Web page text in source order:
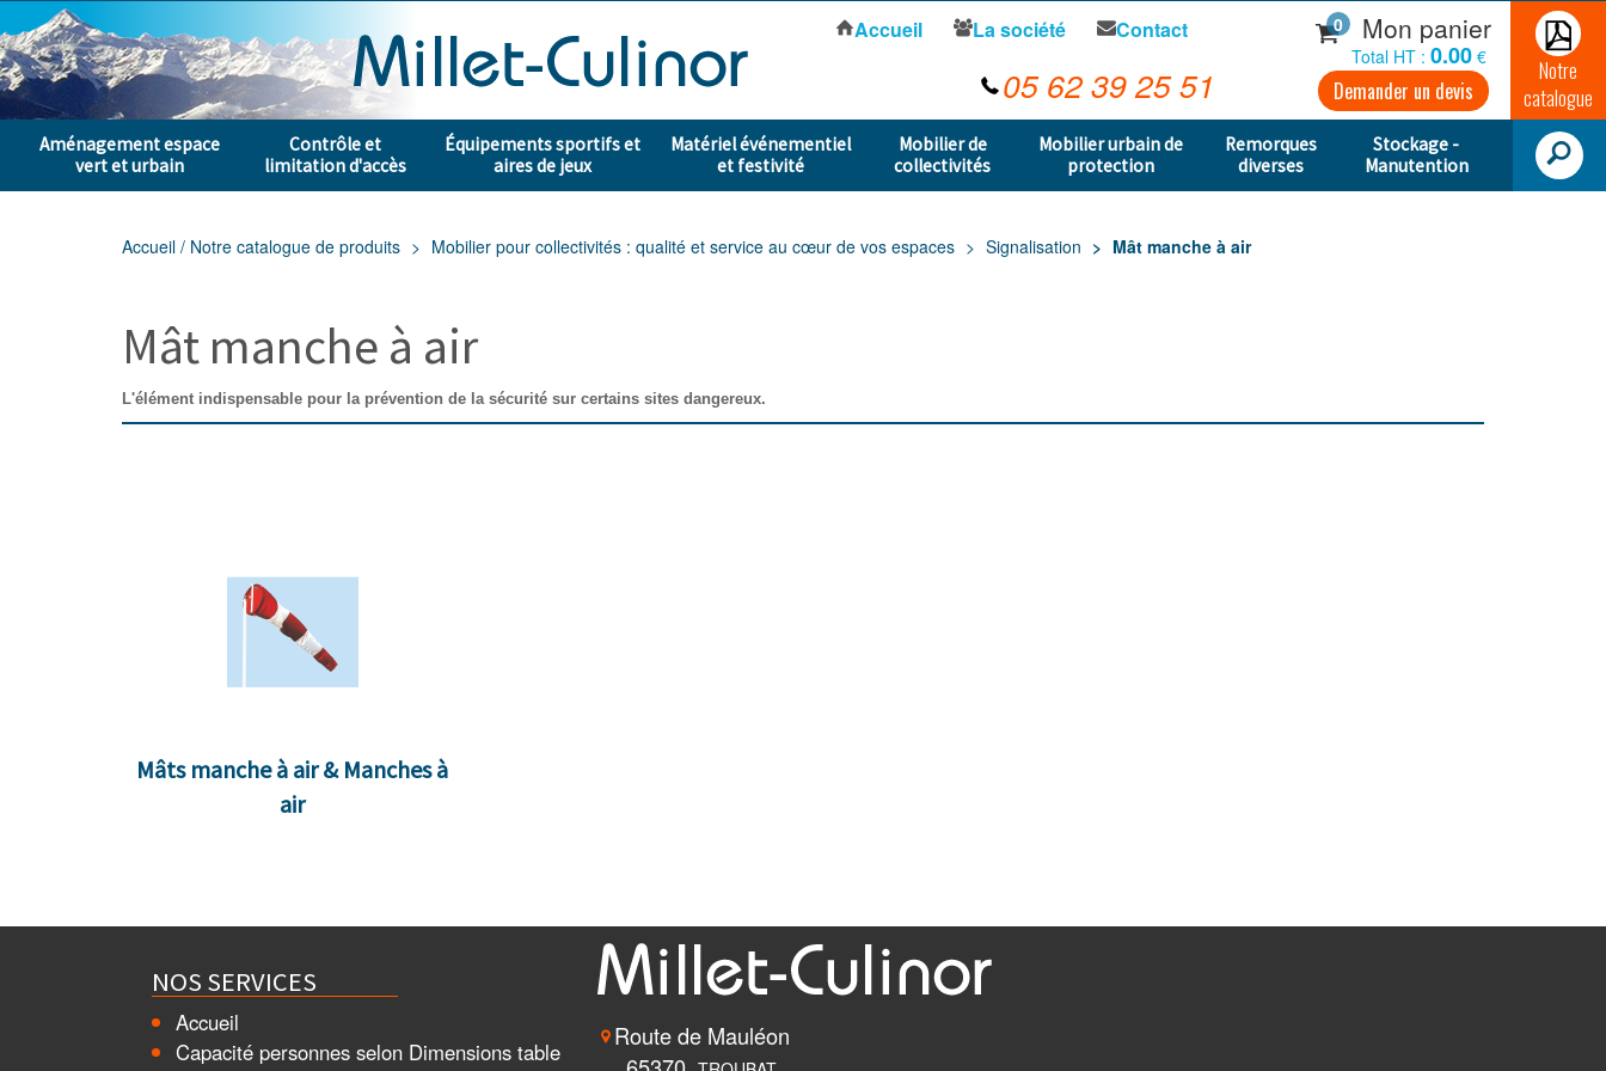
Aménagement espace
vert et urbain
Contrôle et
limitation d'accès
Équipements sportifs et
aires de jeux
Matériel événementiel
et festivité
Mobilier de
collectivités
Mobilier urbain de
protection
Remorques
diverses
Stockage -
Manutention
Accueil La société Contact
05 62 39 25 51
0 Mon panier
Total HT : 0.00 €
Demander un devis
Notre
catalogue
Accueil / Notre catalogue de produits Mobilier pour collectivités : qualité et service au cœur de vos espaces Signalisation Mât manche à air
Mât manche à air
L'élément indispensable pour la prévention de la sécurité sur certains sites dangereux.
Mâts manche à air & Manches à
air
Route de Mauléon
NOS SERVICES
Accueil
Capacité personnes selon Dimensions table